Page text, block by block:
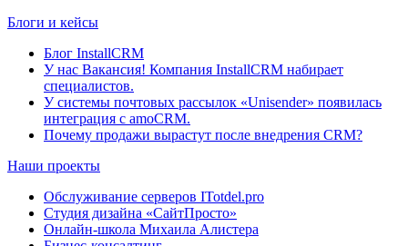
Блоги и кейсы
Блог InstallCRM
У нас Вакансия! Компания InstallCRM набирает
специалистов.
У системы почтовых рассылок «Unisender» появилась
интеграция с amoCRM.
Почему продажи вырастут после внедрения CRM?
Наши проекты
Обслуживание серверов ITotdel.pro
Студия дизайна «СайтПросто»
Онлайн-школа Михаила Алистера